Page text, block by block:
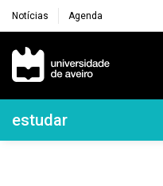
Notícias Agenda
Navegação
Navegação
estudar